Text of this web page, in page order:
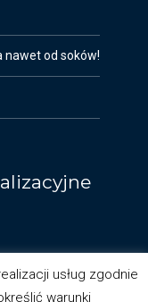
nawet od soków!
usług zgodnie
warunki